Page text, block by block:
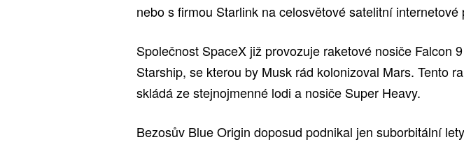
nebo s firmou Starlink na celosvětové satelitní internetové
Společnost SpaceX již provozuje raketové nosiče Falcon
Starship, se kterou by Musk rád kolonizoval Mars. Tento
skládá ze stejnojmenné lodi a nosiče Super Heavy.
Bezosův Blue Origin doposud podnikal jen suborbitální